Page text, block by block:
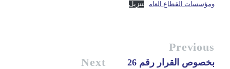
ومؤسسات القطاع العام
تنزيل
Previous
بخصوص القرار رقم 26 Next